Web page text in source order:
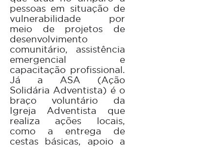
pessoas em situação de
vulnerabilidade por
meio de projetos de
desenvolvimento
comunitário, assistência
emergencial e
capacitação profissional.
Já a ASA (Ação
Solidária Adventista) é o
braço voluntário da
Igreja Adventista que
realiza ações locais,
como a entrega de
cestas básicas, apoio a